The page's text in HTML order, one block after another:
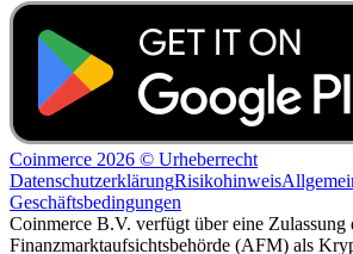
Coinmerce 2026 © Urheberrecht
DatenschutzerklärungRisikohinweis
Geschäftsbedingungen
Coinmerce B.V. verfügt über eine Zulassung
Finanzmarktaufsichtsbehörde (AFM) als